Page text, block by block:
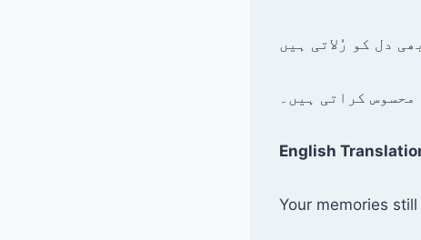
کراتی ہیں۔
English
Your memories